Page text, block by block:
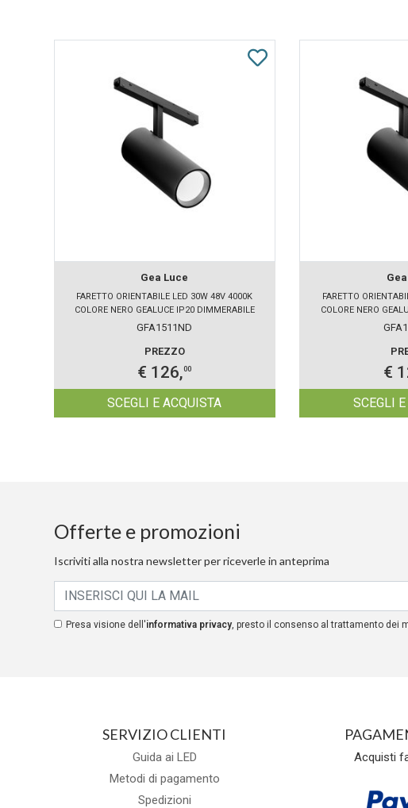
Gea Luce
FARETTO ORIENTABILE LED 30W 48V 4000K
COLORE NERO GEALUCE IP20 DIMMERABILE
GFA1511ND
PREZZO
€ 126,00
SCEGLI E ACQUISTA
FARETTO
COLORE NERO
€
SCEGLI
Offerte e promozioni
Iscriviti alla nostra newsletter per riceverle in anteprima
Presa visione dell'informativa privacy, presto il consenso al trattamento dei
SERVIZIO CLIENTI
Guida ai LED
Metodi di pagamento
Spedizioni
Acquisti